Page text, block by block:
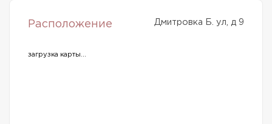
Расположение Дмитровка Б. ул, д 9
загрузка карты...